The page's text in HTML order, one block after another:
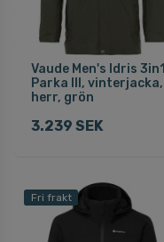
Vaude Men's Idris 3in1
Parka III, vinterjacka,
herr, grön
3.239 SEK
Fri frakt